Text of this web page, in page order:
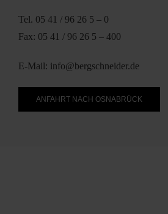
Tel. 05 41 / 96 26 5 – 0
Fax: 05 41 / 96 26 5 – 400
E-Mail: info@bergschneider.de
ANFAHRT NACH OSNABRÜCK